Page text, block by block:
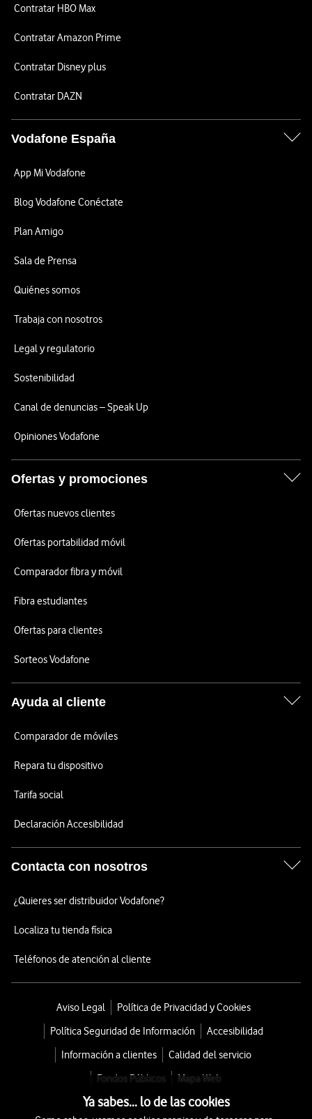
Contratar HBO Max
Contratar Amazon Prime
Contratar Disney plus
Contratar DAZN
Vodafone España
App Mi Vodafone
Blog Vodafone Conéctate
Plan Amigo
Sala de Prensa
Quiénes somos
Trabaja con nosotros
Legal y regulatorio
Sostenibilidad
Canal de denuncias – Speak Up
Opiniones Vodafone
Ofertas y promociones
Ofertas nuevos clientes
Ofertas portabilidad móvil
Comparador fibra y móvil
Fibra estudiantes
Ofertas para clientes
Sorteos Vodafone
Ayuda al cliente
Comparador de móviles
Repara tu dispositivo
Tarifa social
Declaración Accesibilidad
Contacta con nosotros
¿Quieres ser distribuidor Vodafone?
Localiza tu tienda física
Teléfonos de atención al cliente
Aviso Legal
Política de Privacidad y Cookies
Política Seguridad de Información
Accesibilidad
Información a clientes
Calidad del servicio
Fondos Públicos
Mapa Web
Ya sabes... lo de las cookies